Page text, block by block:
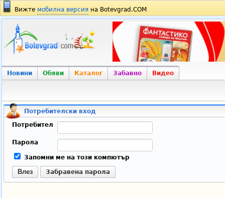
Вижте мобилна версия на Botevgrad.COM
Новини Обяви Каталог Забавно Видео
Потребителски вход
Потребител
Парола
Запомни ме на този компютър
Влез Забравена парола